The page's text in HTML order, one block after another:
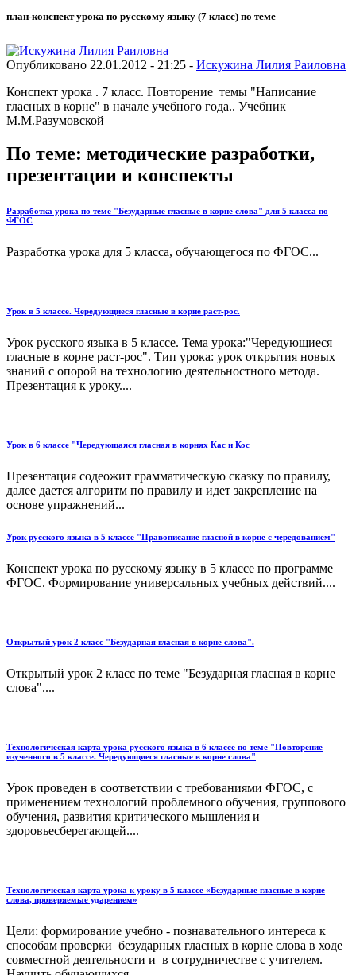
план-конспект урока по русскому языку (7 класс) по теме
Опубликовано 22.01.2012 - 21:25 - Искужина Лилия Раиловна
Конспект урока . 7 класс. Повторение темы "Написание
гласных в корне" в начале учебного года.. Учебник
М.М.Разумовской
По теме: методические разработки,
презентации и конспекты
Разработка урока по теме "Безударные гласные в корне слова" для 5 класса по
ФГОС
Разработка урока для 5 класса, обучающегося по ФГОС...
Урок в 5 классе. Чередующиеся гласные в корне раст-рос.
Урок русского языка в 5 классе. Тема урока:"Чередующиеся
гласные в корне раст-рос". Тип урока: урок открытия новых
знаний с опорой на технологию деятельностного метода.
Презентация к уроку....
Урок в 6 классе "Чередующаяся гласная в корнях Кас и Кос
Презентация содеожит грамматическую сказку по правилу,
далее дается алгоритм по правилу и идет закрепление на
основе упражнений...
Урок русского языка в 5 классе "Правописание гласной в корне с чередованием"
Конспект урока по русскому языку в 5 классе по программе
ФГОС. Формирование универсальных учебных действий....
Открытый урок 2 класс "Безударная гласная в корне слова".
Открытый урок 2 класс по теме "Безударная гласная в корне
слова"....
Технологическая карта урока русского языка в 6 классе по теме "Повторение
изученного в 5 классе. Чередующиеся гласные в корне слова"
Урок проведен в соответствии с требованиями ФГОС, с
применением технологий проблемного обучения, группового
обучения, развития критического мышления и
здоровьесберегающей....
Технологическая карта урока к уроку в 5 классе «Безударные гласные в корне
слова, проверяемые ударением»
Цели: формирование учебно - познавательного интереса к
способам проверки безударных гласных в корне слова в ходе
совместной деятельности и в сотрудничестве с учителем.